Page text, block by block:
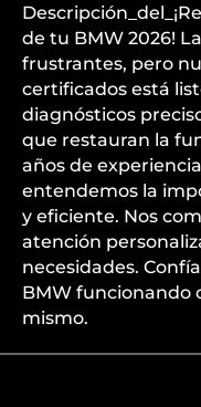
de tu BMW 2026!
frustrantes, pero
certificados está
diagnósticos
que restauran la
años de
entendemos la
y eficiente. Nos
atención
necesidades.
BMW funcionando
mismo.